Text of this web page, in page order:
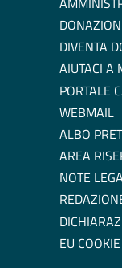
DIVENTA
AIUTACI A
PORTALE
WEBMAIL
ALBO
AREA
NOTE
EU